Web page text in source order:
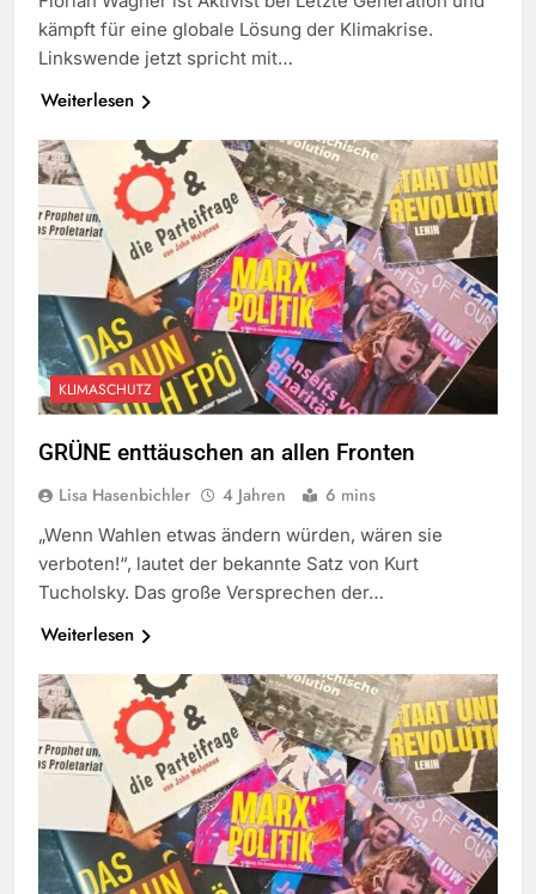
kämpft für eine globale Lösung der Klimakrise.
Linkswende jetzt spricht mit…
Weiterlesen
KLIMASCHUTZ
GRÜNE enttäuschen an allen Fronten
Lisa Hasenbichler 4 Jahren 6 mins
„Wenn Wahlen etwas ändern würden, wären sie
verboten!“, lautet der bekannte Satz von Kurt
Tucholsky. Das große Versprechen der…
Weiterlesen